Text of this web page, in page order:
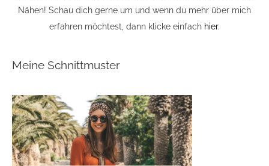
Nähen! Schau dich gerne um und wenn du mehr über mich
erfahren möchtest, dann klicke einfach hier.
Meine Schnittmuster